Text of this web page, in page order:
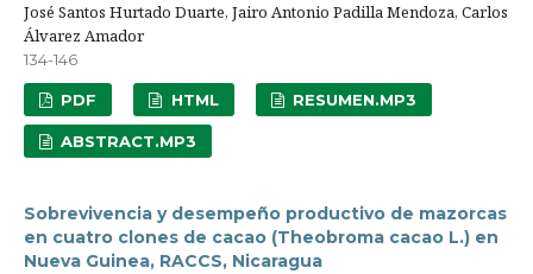
José Santos Hurtado Duarte, Jairo Antonio Padilla Mendoza, Carlos
Álvarez Amador
134-146
PDF HTML RESUMEN.MP3
ABSTRACT.MP3
Sobrevivencia y desempeño productivo de mazorcas
en cuatro clones de cacao (Theobroma cacao L.) en
Nueva Guinea, RACCS, Nicaragua